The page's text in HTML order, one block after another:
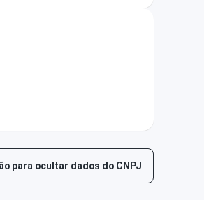
para ocultar dados do CNPJ